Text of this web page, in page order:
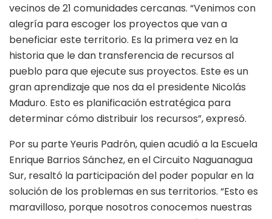
vecinos de 21 comunidades cercanas. “Venimos con
alegría para escoger los proyectos que van a
beneficiar este territorio. Es la primera vez en la
historia que le dan transferencia de recursos al
pueblo para que ejecute sus proyectos. Este es un
gran aprendizaje que nos da el presidente Nicolás
Maduro. Esto es planificación estratégica para
determinar cómo distribuir los recursos”, expresó.
Por su parte Yeuris Padrón, quien acudió a la Escuela
Enrique Barrios Sánchez, en el Circuito Naguanagua
Sur, resaltó la participación del poder popular en la
solución de los problemas en sus territorios. “Esto es
maravilloso, porque nosotros conocemos nuestras